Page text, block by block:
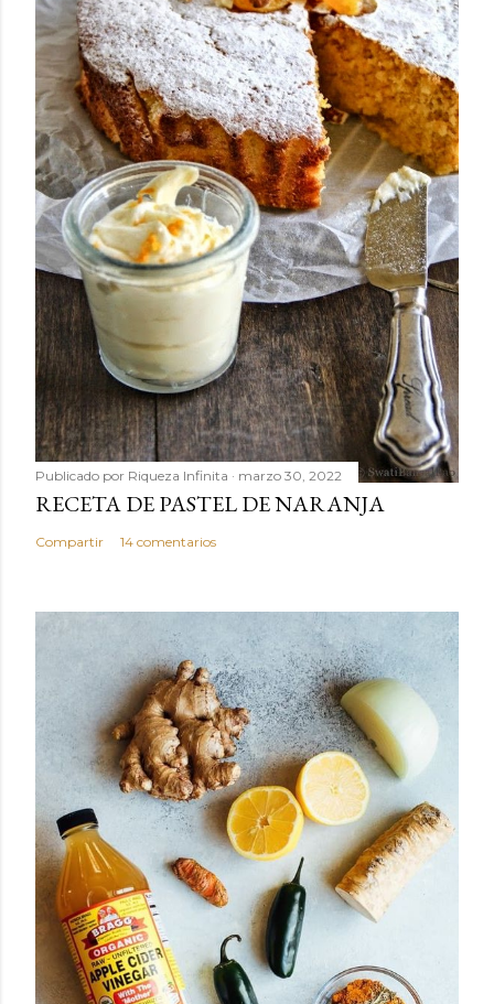
Publicado por Riqueza Infinita marzo 30, 2022
RECETA DE PASTEL DE NARANJA
Compartir 14 comentarios